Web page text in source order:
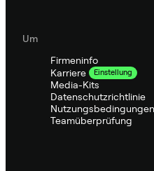
Um
Firmeninfo
Karriere
Einstellung
Media-Kits
Datenschutzrichtlinie
Nutzungsbedingungen
Teamüberprüfung